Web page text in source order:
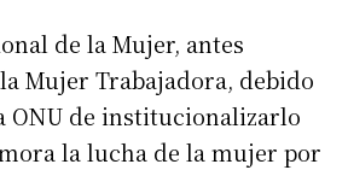
de la Mujer, antes
Mujer Trabajadora, debido
ONU de institucionalizarlo
la lucha de la mujer por